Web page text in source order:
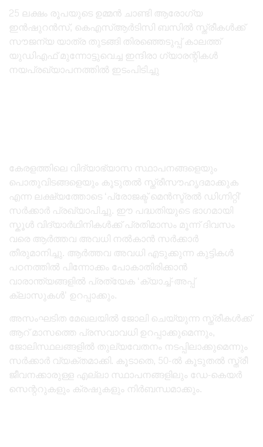
25 ലക്ഷം രൂപയുടെ ഉമ്മൻ ചാണ്ടി ആരോഗ്യ
ഇൻഷുറൻസ്, കെഎസ്ആർടിസി ബസിൽ സ്ത്രീകൾക്ക്
സൗജന്യ യാത്ര തുടങ്ങി തിരഞ്ഞെടുപ്പ് കാലത്ത്
യുഡിഎഫ് മുന്നോട്ടുവെച്ച ഇന്ദിരാ ഗ്യാരന്റികൾ
നയപ്രഖ്യാപനത്തിൽ ഇടംപിടിച്ചു
കേരളത്തിലെ വിദ്യാഭ്യാസ സ്ഥാപനങ്ങളെയും
പൊതുവിടങ്ങളെയും കൂടുതൽ സ്ത്രീസൗഹൃദമാക്കുക
എന്ന ലക്ഷ്യത്തോടെ ‘പ്രോജക്ട് മെൻസ്ട്രൽ ഡിഗ്നിറ്റി’
സർക്കാർ പ്രഖ്യാപിച്ചു. ഈ പദ്ധതിയുടെ ഭാഗമായി
സ്കൂൾ വിദ്യാർഥിനികൾക്ക് പ്രതിമാസം മൂന്ന് ദിവസം
വരെ ആർത്തവ അവധി നൽകാൻ സർക്കാർ
തീരുമാനിച്ചു. ആർത്തവ അവധി എടുക്കുന്ന കുട്ടികൾ
പഠനത്തിൽ പിന്നോക്കം പോകാതിരിക്കാൻ
വാരാന്ത്യങ്ങളിൽ പ്രത്യേക ‘ക്യാച്ച്-അപ്പ്
ക്ലാസുകൾ’ ഉറപ്പാക്കും.
അസംഘടിത മേഖലയിൽ ജോലി ചെയ്യുന്ന സ്ത്രീകൾക്ക്
ആറ് മാസത്തെ പ്രസവാവധി ഉറപ്പാക്കുമെന്നും,
ജോലിസ്ഥലങ്ങളിൽ തുല്യവേതനം നടപ്പിലാക്കുമെന്നും
സർക്കാർ വ്യക്തമാക്കി. കൂടാതെ, 50-ൽ കൂടുതൽ സ്ത്രീ
ജീവനക്കാരുള്ള എല്ലാ സ്ഥാപനങ്ങളിലും ഡേ-കെയർ
സെന്ററുകളും ക്രഷുകളും നിർബന്ധമാക്കും.